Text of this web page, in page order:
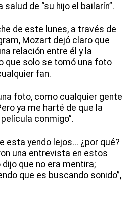
salud de “su hijo el bailarín”.
de este lunes, a través de
Mozart dejó claro que
relación entre él y la
que solo se tomó una foto
fan.
foto, como cualquier gente
ya me harté de que la
conmigo”.
esta yendo lejos... ¿por qué?
una entrevista en estos
dijo que no era mentira;
que es buscando sonido”,